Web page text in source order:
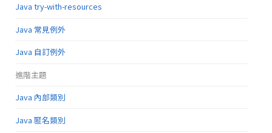
Java try-with-resources
Java 常見例外
Java 自訂例外
進階主題
Java 內部類別
Java 匿名類別